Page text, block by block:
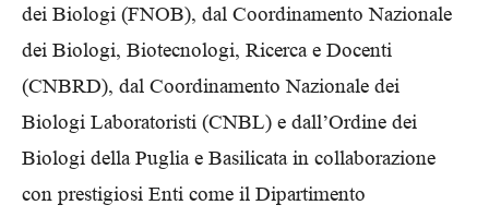
dei Biologi (FNOB), dal Coordinamento Nazionale
dei Biologi, Biotecnologi, Ricerca e Docenti
(CNBRD), dal Coordinamento Nazionale dei
Biologi Laboratoristi (CNBL) e dall’Ordine dei
Biologi della Puglia e Basilicata in collaborazione
con prestigiosi Enti come il Dipartimento